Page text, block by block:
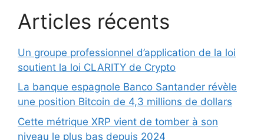
Articles récents
Un groupe professionnel d’application de la loi
soutient la loi CLARITY de Crypto
La banque espagnole Banco Santander révèle
une position Bitcoin de 4,3 millions de dollars
Cette métrique XRP vient de tomber à son
niveau le plus bas depuis 2024